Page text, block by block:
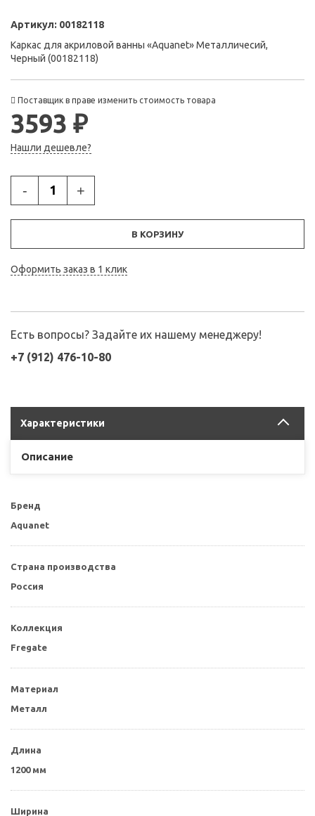
Артикул: 00182118
Каркас для акриловой ванны «Aquanet» Металличесий,
Черный (00182118)
Поставщик в праве изменить стоимость товара
3593 ₽
Нашли дешевле?
- +
В КОРЗИНУ
Оформить заказ в 1 клик
Есть вопросы? Задайте их нашему менеджеру!
+7 (912) 476-10-80
Характеристики
Описание
Бренд
Aquanet
Страна производства
Россия
Коллекция
Fregate
Материал
Металл
Длина
1200 мм
Ширина